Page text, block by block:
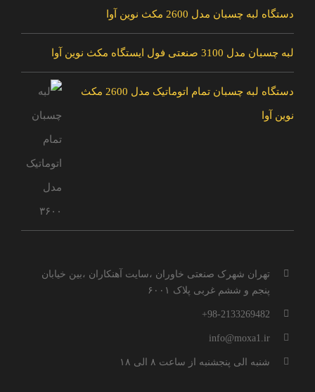
دستگاه لبه چسبان مدل 2600 مکث نوین آوا
لبه چسبان مدل 3100 صنعتی فول ایستگاه مکث نوین آوا
دستگاه لبه چسبان تمام اتوماتیک مدل 2600 مکث
نوین آوا
تهران شهرک صنعتی خاوران ،سایت آهنکاران ،بین خیابان
پنجم و ششم غربی پلاک ۶۰۰۱
98-2133269482+
info@moxa1.ir
شنبه الی پنجشنبه از ساعت ۸ الی ۱۸